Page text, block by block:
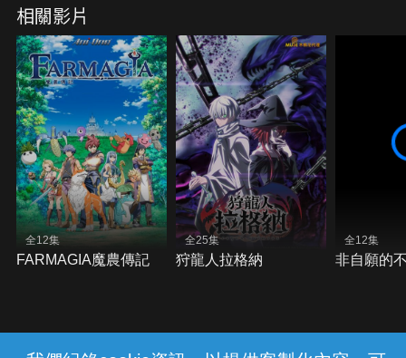
相關影片
全12集
FARMAGIA魔農傳記
全25集
狩龍人拉格納
全12集
非自願的